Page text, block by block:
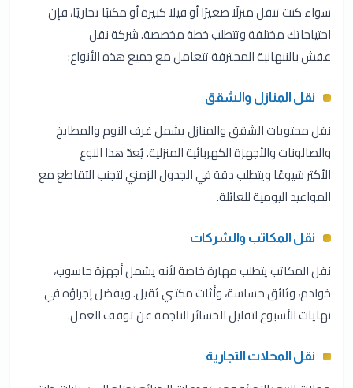
سواء كنت تنقل منزلًا صغيرًا أو فيلا كبيرة أو مكتبًا تجاريًا، فإن
احتياجاتك مختلفة وتتطلب خطة مخصصة. شركة نقل
عفش بالنبهانية المحترفة تتعامل مع جميع هذه الأنواع:
نقل المنازل والشقق
نقل محتويات الشقق والمنازل يشمل غرف النوم والمطابخ
والصالونات والأجهزة الكهربائية المنزلية. يُعدّ هذا النوع
الأكثر شيوعًا ويتطلب دقة في الجدول الزمني لتجنب التقاطع مع
المواعيد اليومية للعائلة.
نقل المكاتب والشركات
نقل المكاتب يتطلب مهارة خاصة لأنه يشمل أجهزة حاسوب،
خوادم، وثائق حساسة، وأثاث مكتبي ثقيل. ويفضل إجراؤه في
نهايات الأسبوع لتقليل الخسائر الناجمة عن توقف العمل.
نقل المحلات التجارية